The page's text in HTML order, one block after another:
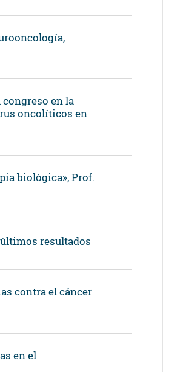
en la
oncolíticos en
biológica», Prof.
resultados
contra el cáncer
en el